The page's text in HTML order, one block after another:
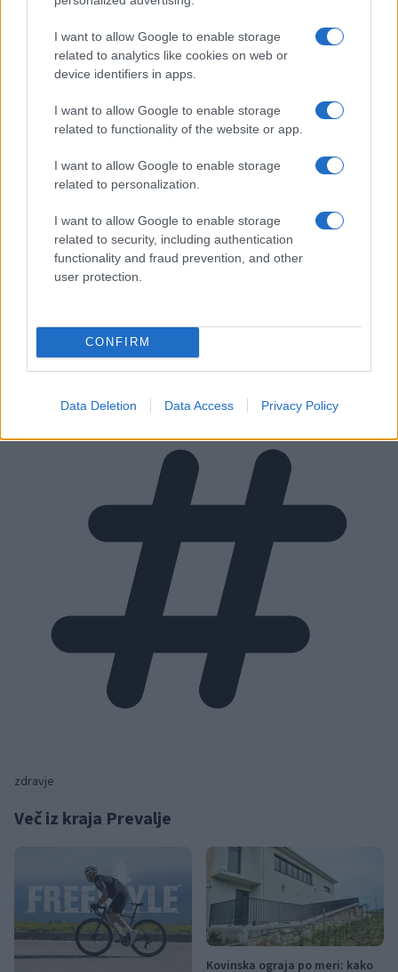
I want to allow Google to enable storage
related to analytics like cookies on web or
device identifiers in apps.
I want to allow Google to enable storage
related to functionality of the website or app.
I want to allow Google to enable storage
related to personalization.
I want to allow Google to enable storage
related to security, including authentication
functionality and fraud prevention, and other
user protection.
CONFIRM
Data Deletion Data Access Privacy Policy
zdravje
Več iz kraja Prevalje
Kovinska ograja po meri: kako